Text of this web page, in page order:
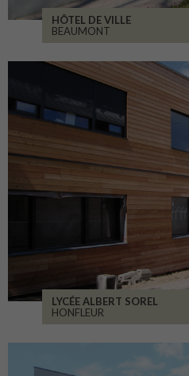
HÔTEL DE VILLE
BEAUMONT
LYCÉE ALBERT SOREL
HONFLEUR